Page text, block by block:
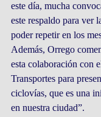
este día, mucha
este respaldo para ver
poder repetir en los
Además, Orrego
esta colaboración con
Transportes para
ciclovías, que es una
en nuestra ciudad”.